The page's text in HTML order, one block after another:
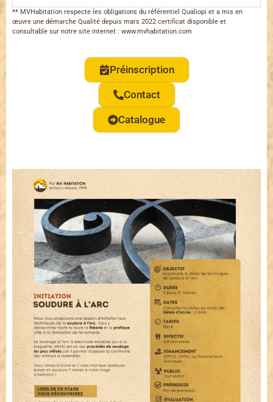
** MVHabitation respecte les obligations du référentiel Qualiopi et a mis en
œuvre une démarche Qualité depuis mars 2022 certificat disponible et
consultable sur notre site internet : www.mvhabitation.com
Préinscription
Contact
Catalogue